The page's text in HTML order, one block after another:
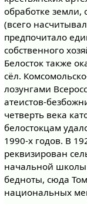
обработке земли,
(всего
предпочитало
собственного
Белосток также
сёл.
лозунгами
атеистов-
четверть века
белостокцам
1990-х годов. В
реквизирован
начальной школы
бедноты, сюда
национальных